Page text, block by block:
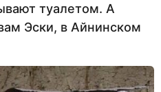
туалетом. А
Эски, в Айнинском